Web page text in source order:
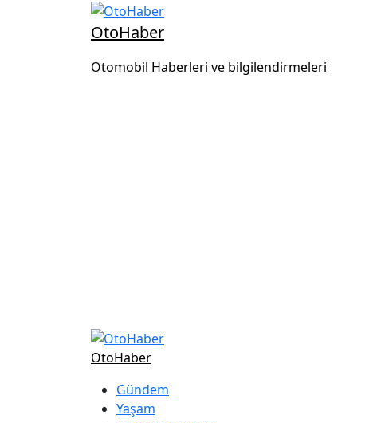
OtoHaber
Otomobil Haberleri ve bilgilendirmeleri
OtoHaber
Gündem
Yaşam